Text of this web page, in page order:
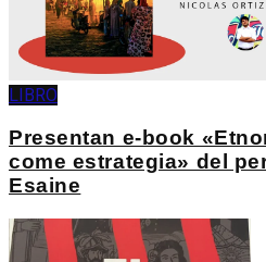
LIBRO
Presentan e-book
come estrategia» del
Esaine